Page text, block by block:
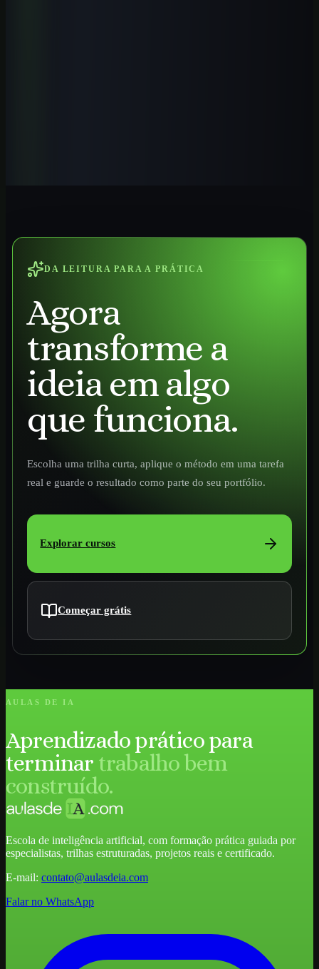
DA LEITURA PARA A PRÁTICA
Agora
transforme a
ideia em algo
que funciona.
Escolha uma trilha curta, aplique o método em uma tarefa
real e guarde o resultado como parte do seu portfólio.
Explorar cursos
Começar grátis
AULAS DE IA
Aprendizado prático para
terminar trabalho bem
construído.
Escola de inteligência artificial, com formação prática guiada por
especialistas, trilhas estruturadas, projetos reais e certificado.
E-mail: contato@aulasdeia.com
Falar no WhatsApp